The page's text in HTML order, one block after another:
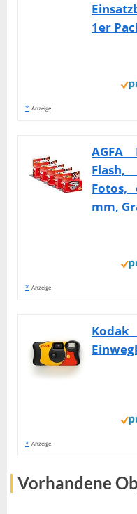
1er
* Anzeige
AGFA
Fotos,
mm,
* Anzeige
* Anzeige
Vorhandene